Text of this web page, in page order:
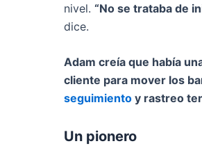
nivel. “No se trataba de
dice.
Adam creía que había
cliente para mover los
seguimiento y rastreo
Un pionero